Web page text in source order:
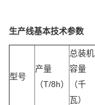
生产线基本技术参数
型号
产量
（T/8h）
总装机
容量
（千
瓦）